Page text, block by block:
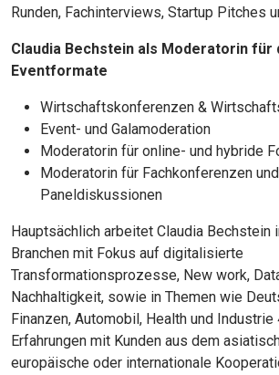
Runden, Fachinterviews, Startup Pitches
Claudia Bechstein als Moderatorin für
Eventformate
Wirtschaftskonferenzen &
Event- und Galamoderation
Moderatorin für online- und hybride
Moderatorin für Fachkonferenzen und
Paneldiskussionen
Hauptsächlich arbeitet Claudia Bechstein
Branchen mit Fokus auf digitalisierte
Transformationsprozesse, New work,
Nachhaltigkeit, sowie in Themen wie
Finanzen, Automobil, Health und
Erfahrungen mit Kunden aus dem
europäische oder internationale